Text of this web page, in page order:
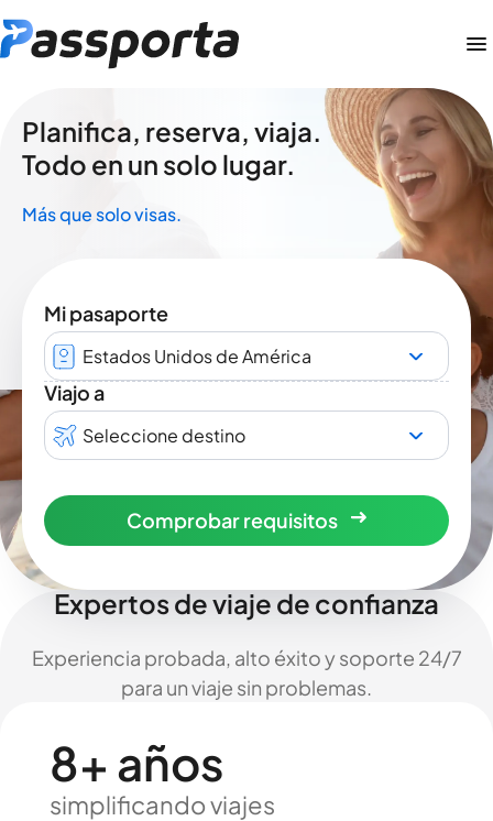
Planifica, reserva, viaja.
Todo en un solo lugar.
Más que solo visas.
Mi pasaporte
Estados Unidos de América
Viajo a
Seleccione destino
Comprobar requisitos
Expertos de viaje de confianza
Experiencia probada, alto éxito y soporte 24/7
para un viaje sin problemas.
8+ años
simplificando viajes